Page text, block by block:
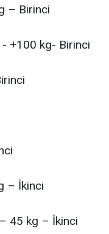
– Birinci
- +100 kg- Birinci
– İkinci
45 kg – İkinci